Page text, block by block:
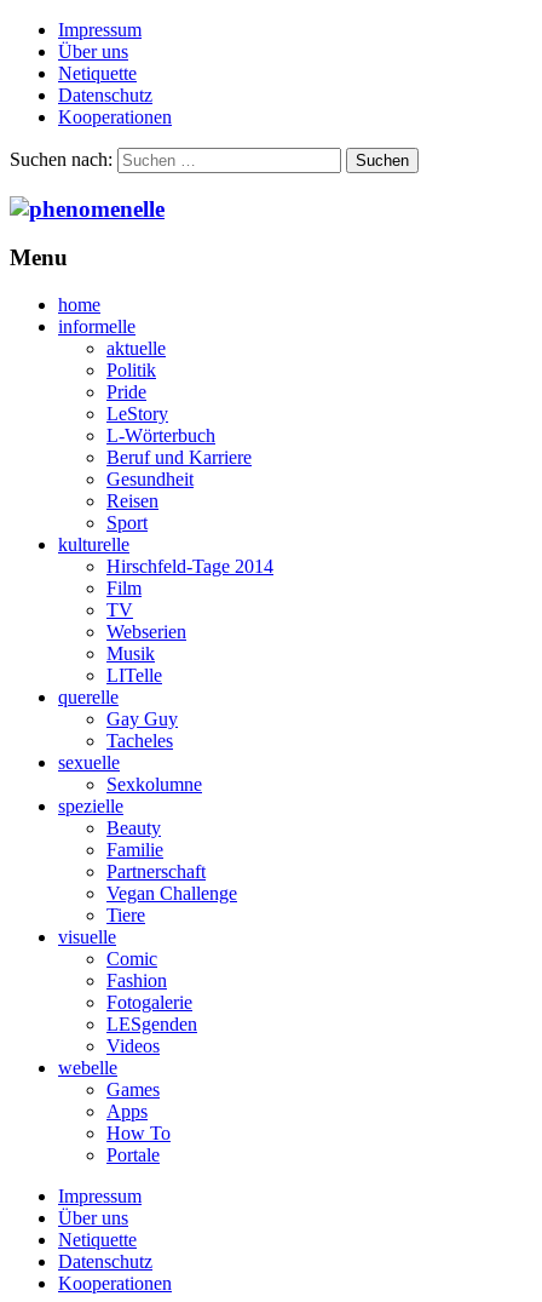
Impressum
Über uns
Netiquette
Datenschutz
Kooperationen
Suchen nach:
Menu
home
informelle
aktuelle
Politik
Pride
LeStory
L-Wörterbuch
Beruf und Karriere
Gesundheit
Reisen
Sport
kulturelle
Hirschfeld-Tage 2014
Film
TV
Webserien
Musik
LITelle
querelle
Gay Guy
Tacheles
sexuelle
Sexkolumne
spezielle
Beauty
Familie
Partnerschaft
Vegan Challenge
Tiere
visuelle
Comic
Fashion
Fotogalerie
LESgenden
Videos
webelle
Games
Apps
How To
Portale
Impressum
Über uns
Netiquette
Datenschutz
Kooperationen